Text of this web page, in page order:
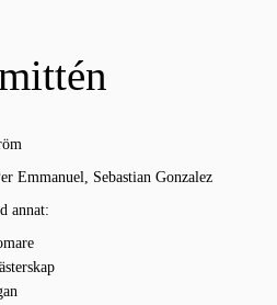
Emmanuel, Sebastian Gonzalez
annat: